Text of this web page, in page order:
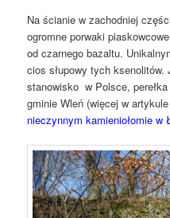
Na ścianie w zachodniej
ogromne porwaki
od czarnego bazaltu.
cios słupowy tych
stanowisko w Polsce,
gminie Wleń (więcej w artykule
nieczynnym kamieniołomie w